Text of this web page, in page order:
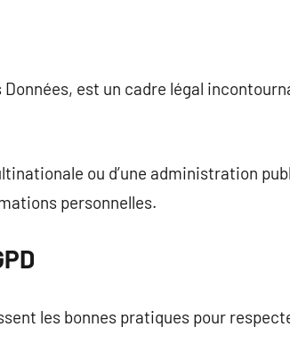
est un cadre légal
ou d’une administration
personnelles.
les bonnes pratiques pour